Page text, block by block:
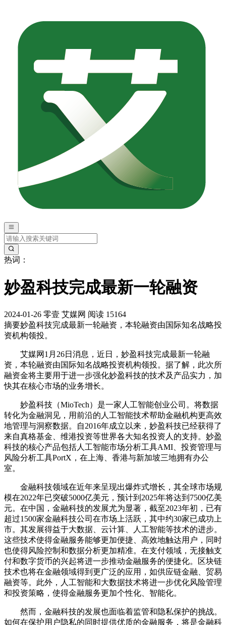
热词：
妙盈科技完成最新一轮融资
2024-01-26 零壹 艾媒网 阅读 15164
摘要妙盈科技完成最新一轮融资，本轮融资由国际知名战略投
资机构领投。
艾媒网1月26日消息，近日，妙盈科技完成最新一轮融
资，本轮融资由国际知名战略投资机构领投。据了解，此次所
融资金将主要用于进一步强化妙盈科技的技术及产品实力，加
快其在核心市场的业务增长。
妙盈科技（MioTech）是一家人工智能创业公司。将数据
转化为金融洞见，用前沿的人工智能技术帮助金融机构更高效
地管理与洞察数据。自2016年成立以来，妙盈科技已经获得了
来自真格基金、维港投资等世界各大知名投资人的支持。妙盈
科技的核心产品包括人工智能市场分析工具AMI、投资管理与
风险分析工具PortX，在上海、香港与新加坡三地拥有办公
室。
金融科技领域在近年来呈现出爆炸式增长，其全球市场规
模在2022年已突破5000亿美元，预计到2025年将达到7500亿美
元。在中国，金融科技的发展尤为显著，截至2023年初，已有
超过1500家金融科技公司在市场上活跃，其中约30家已成功上
市。其发展得益于大数据、云计算、人工智能等技术的进步。
这些技术使得金融服务能够更加便捷、高效地触达用户，同时
也使得风险控制和数据分析更加精准。在支付领域，无接触支
付和数字货币的兴起将进一步推动金融服务的便捷化。区块链
技术也将在金融领域得到更广泛的应用，如供应链金融、贸易
融资等。此外，人工智能和大数据技术将进一步优化风险管理
和投资策略，使得金融服务更加个性化、智能化。
然而，金融科技的发展也面临着监管和隐私保护的挑战。
如何在保护用户隐私的同时提供优质的金融服务，将是金融科